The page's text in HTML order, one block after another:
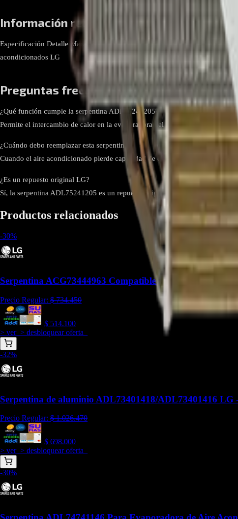
Información relevante
Especificación Detalle Marca LG Número de parte ADL75241205 Tipo
acondicionados LG
Preguntas frecuentes
¿Qué función cumple la serpentina ADL75241205?
Permite el intercambio de calor en la evaporadora del aire acondicionado,
¿Cuándo debo reemplazar esta serpentina?
Cuando el aire acondicionado pierde capacidad de enfriamiento o presenta
¿Es un repuesto original LG?
Sí, la serpentina ADL75241205 es un repuesto original LG, lo que garantiza
Productos relacionados
-30%
Serpentina ACG73444963 Compatible con VM092C7.UJ0
Precio Regular: $734.450
$ 514.100
> ver_ > desbloquear oferta_
-32%
Serpentina de aluminio ADL73401418/ADL73401416 LG
Precio Regular: $1.026.470
$ 698.000
> ver_ > desbloquear oferta_
-30%